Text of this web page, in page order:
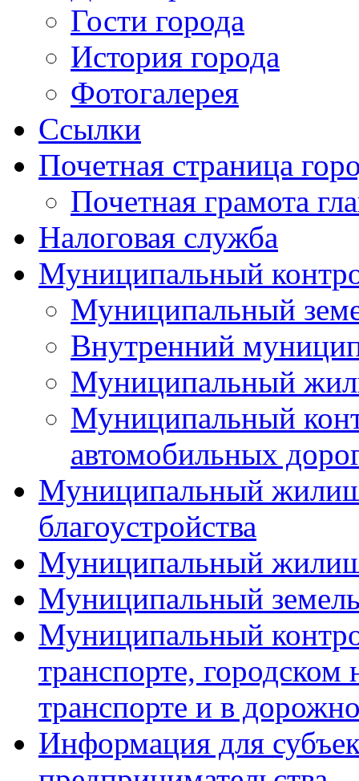
Гости города
История города
Фотогалерея
Ссылки
Почетная страница
Почетная грамота
Налоговая служба
Муниципальный
Муниципальный
Внутренний
Муниципальный
Муниципальный
автомобильных
Муниципальный
благоустройства
Муниципальный
Муниципальный
Муниципальный
транспорте, городском
транспорте и в
Информация для